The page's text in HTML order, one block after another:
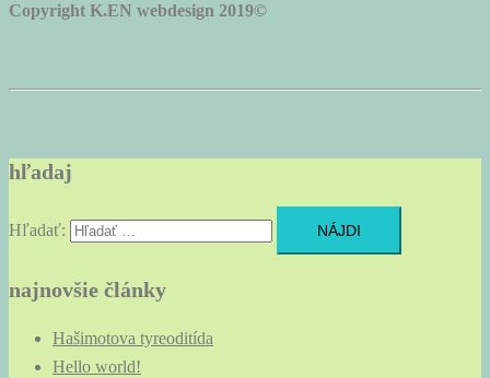
Copyright K.EN webdesign 2019©
hľadaj
Hľadať:
najnovšie články
Hašimotova tyreoditída
Hello world!